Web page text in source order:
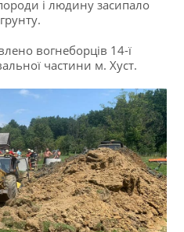
і людину засипало
вогнеборців 14-ї
частини м. Хуст.